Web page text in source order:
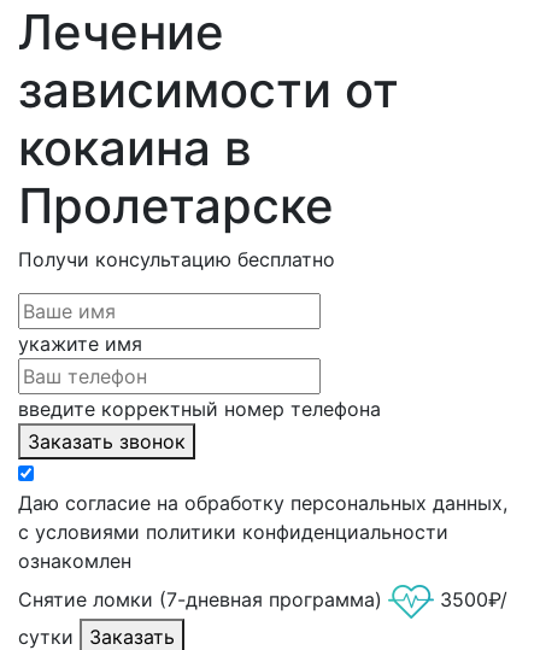
Лечение
зависимости от
кокаина в
Пролетарске
Получи консультацию бесплатно
укажите имя
введите корректный номер телефона
Заказать звонок
Даю согласие на обработку персональных данных,
с условиями политики конфиденциальности
ознакомлен
Снятие ломки (7-дневная программа)
3500₽/
сутки
Заказать